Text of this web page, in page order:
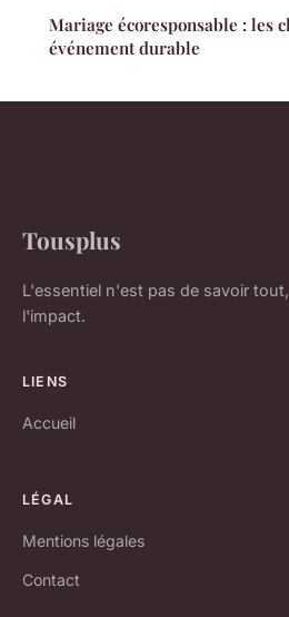
Mariage écoresponsable : les
événement durable
Tousplus
L'essentiel n'est pas de savoir
l'impact.
LIENS
Accueil
LÉGAL
Mentions légales
Contact